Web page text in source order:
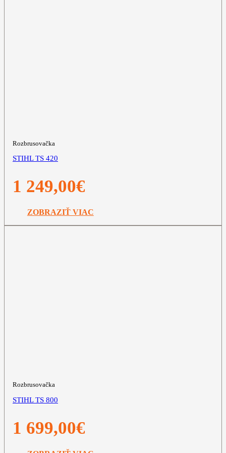
Rozbrusovačka
STIHL TS 420
1 249,00€
ZOBRAZIŤ VIAC
Rozbrusovačka
STIHL TS 800
1 699,00€